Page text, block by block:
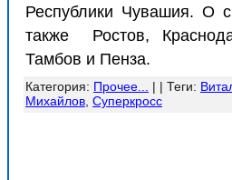
Республики Чувашия. О
также
Ростов,
Тамбов и Пенза.
Категория: Прочее... | | Теги:
Михайлов Суперкросс